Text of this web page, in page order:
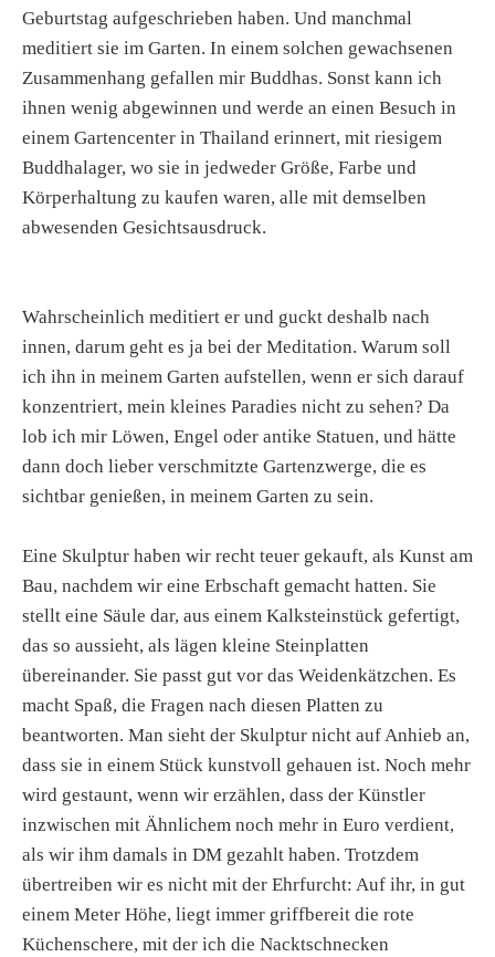
Geburtstag aufgeschrieben haben. Und manchmal
meditiert sie im Garten. In einem solchen gewachsenen
Zusammenhang gefallen mir Buddhas. Sonst kann ich
ihnen wenig abgewinnen und werde an einen Besuch in
einem Gartencenter in Thailand erinnert, mit riesigem
Buddhalager, wo sie in jedweder Größe, Farbe und
Körperhaltung zu kaufen waren, alle mit demselben
abwesenden Gesichtsausdruck.
Wahrscheinlich meditiert er und guckt deshalb nach
innen, darum geht es ja bei der Meditation. Warum soll
ich ihn in meinem Garten aufstellen, wenn er sich darauf
konzentriert, mein kleines Paradies nicht zu sehen? Da
lob ich mir Löwen, Engel oder antike Statuen, und hätte
dann doch lieber verschmitzte Gartenzwerge, die es
sichtbar genießen, in meinem Garten zu sein.
Eine Skulptur haben wir recht teuer gekauft, als Kunst am
Bau, nachdem wir eine Erbschaft gemacht hatten. Sie
stellt eine Säule dar, aus einem Kalksteinstück gefertigt,
das so aussieht, als lägen kleine Steinplatten
übereinander. Sie passt gut vor das Weidenkätzchen. Es
macht Spaß, die Fragen nach diesen Platten zu
beantworten. Man sieht der Skulptur nicht auf Anhieb an,
dass sie in einem Stück kunstvoll gehauen ist. Noch mehr
wird gestaunt, wenn wir erzählen, dass der Künstler
inzwischen mit Ähnlichem noch mehr in Euro verdient,
als wir ihm damals in DM gezahlt haben. Trotzdem
übertreiben wir es nicht mit der Ehrfurcht: Auf ihr, in gut
einem Meter Höhe, liegt immer griffbereit die rote
Küchenschere, mit der ich die Nacktschnecken